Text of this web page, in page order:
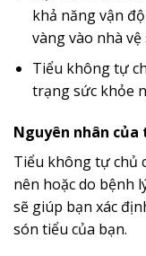
khả năng vận
vàng vào nhà vệ
Tiểu không tự
trạng sức khỏe
Nguyên nhân
Tiểu không tự chủ
nên hoặc do bệnh
sẽ giúp bạn xác
són tiểu của bạn.